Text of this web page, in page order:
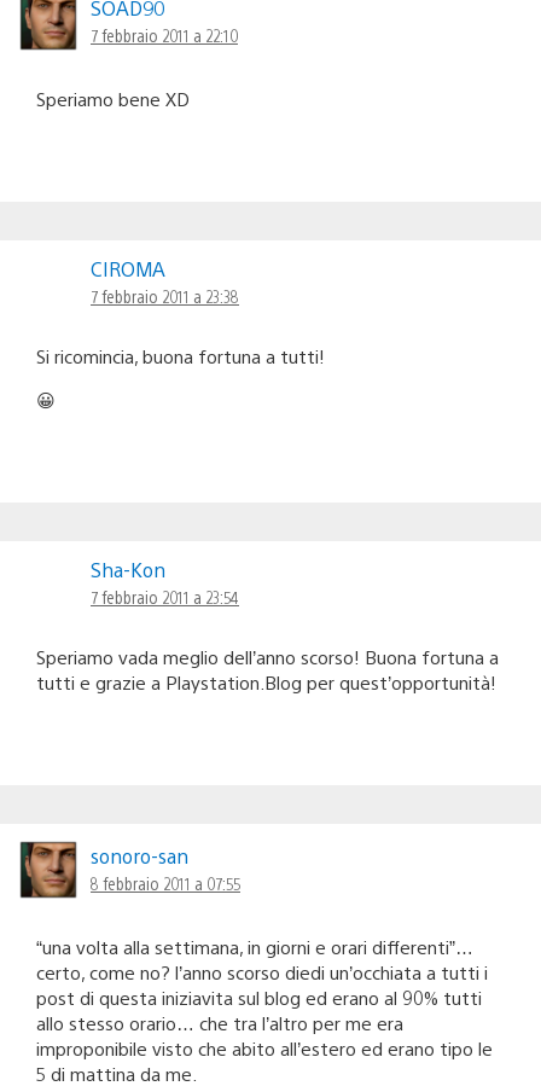
SOAD90
7 febbraio 2011 a 22:10
Speriamo bene XD
CIROMA
7 febbraio 2011 a 23:38
Si ricomincia, buona fortuna a tutti!
😀
Sha-Kon
7 febbraio 2011 a 23:54
Speriamo vada meglio dell’anno scorso! Buona fortuna a
tutti e grazie a Playstation.Blog per quest’opportunità!
sonoro-san
8 febbraio 2011 a 07:55
“una volta alla settimana, in giorni e orari differenti”…
certo, come no? l’anno scorso diedi un’occhiata a tutti i
post di questa iniziavita sul blog ed erano al 90% tutti
allo stesso orario… che tra l’altro per me era
improponibile visto che abito all’estero ed erano tipo le
5 di mattina da me.